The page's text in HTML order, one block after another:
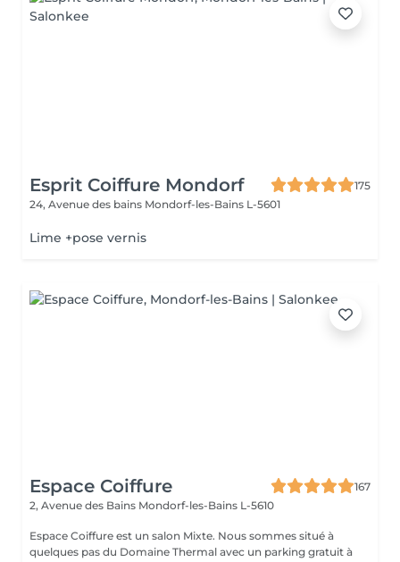
Esprit Coiffure Mondorf
175
24, Avenue des bains Mondorf-les-Bains L-5601
Lime +pose vernis
Espace Coiffure
167
2, Avenue des Bains Mondorf-les-Bains L-5610
Espace Coiffure est un salon Mixte. Nous sommes situé à
quelques pas du Domaine Thermal avec un parking gratuit à